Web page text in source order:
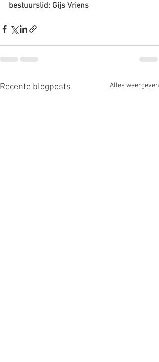
bestuurslid: Gijs Vriens
Recente blogposts Alles weergeven